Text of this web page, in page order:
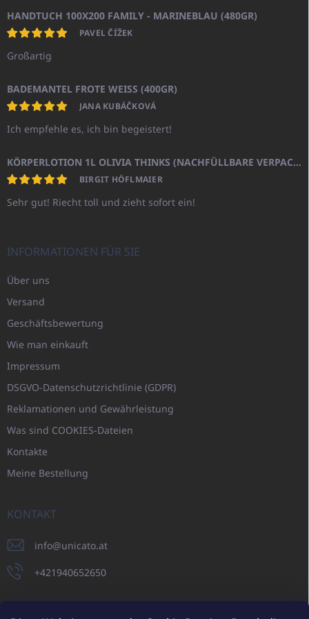
HANDTUCH 100X200 FAMILY - MARINEBLAU (480GR)
PAVEL ČÍŽEK
Großartig
BADEMANTEL FROTE WEISS (400GR)
JANA KUBÁČKOVÁ
Ich empfehle es, ich bin begeistert!
KÖRPERLOTION 1L OLIVIA THINKS (NACHFÜLLBARE VERPACKUNG)
BIRGIT HÖFLMAIER
Sehr gut! Riecht toll und zieht sofort ein!
INFORMATIONEN FÜR SIE
Über uns
Versand
Geschäftsbewertung
Wie man einkauft
Impressum
DSGVO-Datenschutzrichtlinie (GDPR)
Reklamationen und Gewährleistung
Was sind COOKIES-Dateien
Kontakte
Meine Bestellung
KONTAKT
info@unicato.at
+421940652650